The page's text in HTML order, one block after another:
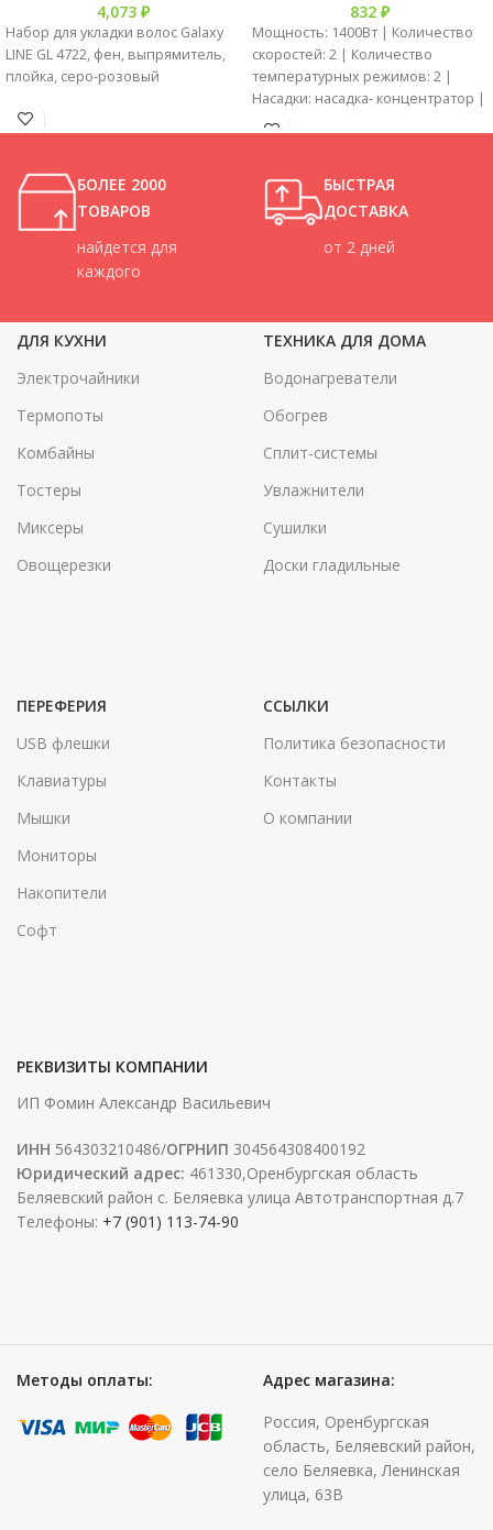
4,073 ₽
Набор для укладки волос Galaxy
LINE GL 4722, фен, выпрямитель,
плойка, серо-розовый
832 ₽
Мощность: 1400Вт | Количество
скоростей: 2 | Количество
температурных режимов: 2 |
Насадки: насадка- концентратор |
Особенности: защита от
БОЛЕЕ 2000
ТОВАРОВ
найдется для
каждого
БЫСТРАЯ
ДОСТАВКА
от 2 дней
ДЛЯ КУХНИ
Электрочайники
Термопоты
Комбайны
Тостеры
Миксеры
Овощерезки
ТЕХНИКА ДЛЯ ДОМА
Водонагреватели
Обогрев
Сплит-системы
Увлажнители
Сушилки
Доски гладильные
ПЕРЕФЕРИЯ
USB флешки
Клавиатуры
Мышки
Мониторы
Накопители
Софт
ССЫЛКИ
Политика безопасности
Контакты
О компании
РЕКВИЗИТЫ КОМПАНИИ
ИП Фомин Александр Васильевич
ИНН 564303210486/ОГРНИП 304564308400192
Юридический адрес: 461330,Оренбургская область
Беляевский район с. Беляевка улица Автотранспортная д.7
Телефоны: +7 (901) 113-74-90
Методы оплаты:
Адрес магазина:
Россия, Оренбургская
область, Беляевский район,
село Беляевка, Ленинская
улица, 63В